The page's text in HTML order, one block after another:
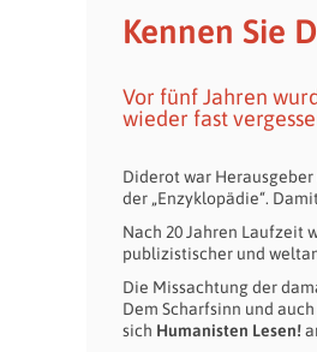
Kennen Sie
Vor fünf Jahren
wieder fast
Diderot war
der „Enzyklopädie“.
Nach 20 Jahren Laufzeit
publizistischer und
Die Missachtung der
Dem Scharfsinn und
sich Humanisten Lesen!